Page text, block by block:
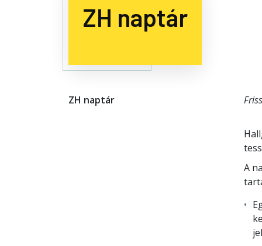
ZH naptár
ZH naptár
A